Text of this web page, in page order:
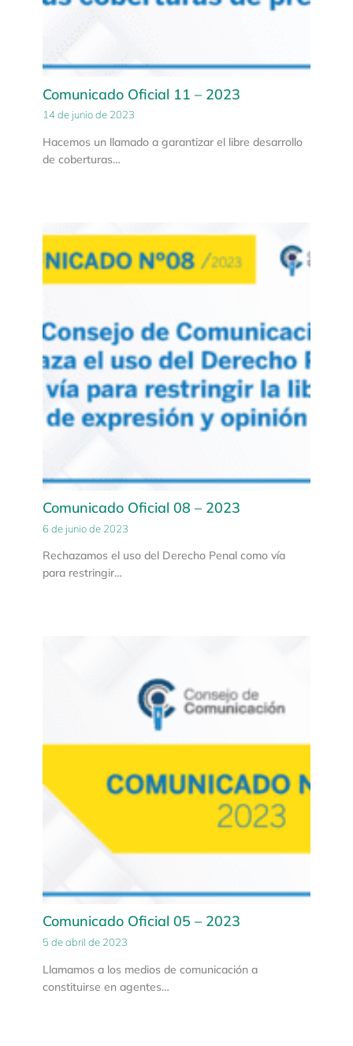
Comunicado Oficial 11 – 2023
14 de junio de 2023
Hacemos un llamado a garantizar el libre desarrollo
de coberturas…
Comunicado Oficial 08 – 2023
6 de junio de 2023
Rechazamos el uso del Derecho Penal como vía
para restringir…
Comunicado Oficial 05 – 2023
5 de abril de 2023
Llamamos a los medios de comunicación a
constituirse en agentes…